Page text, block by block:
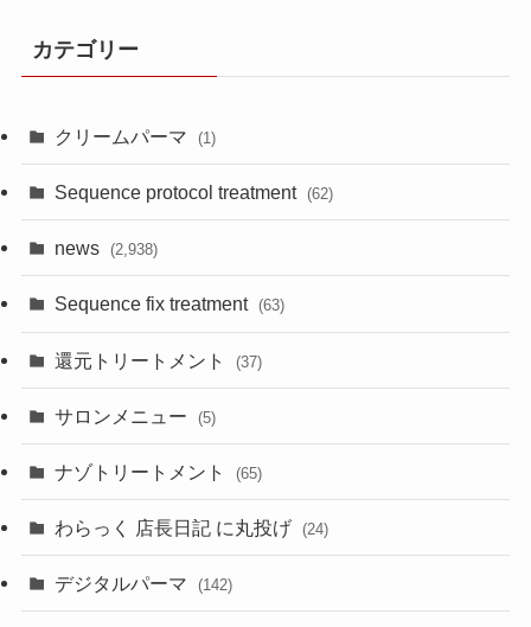
カテゴリー
クリームパーマ (1)
Sequence protocol treatment (62)
news (2,938)
Sequence fix treatment (63)
還元トリートメント (37)
サロンメニュー (5)
ナゾトリートメント (65)
わらっく 店長日記 に丸投げ (24)
デジタルパーマ (142)